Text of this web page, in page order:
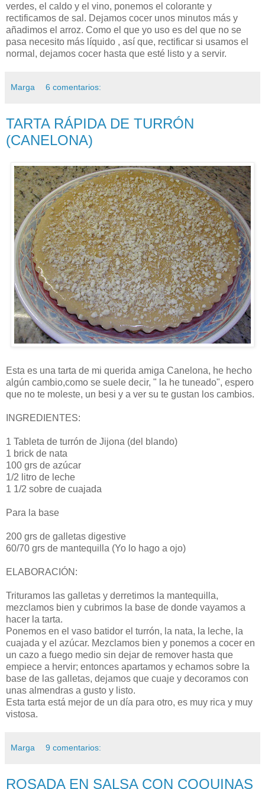
verdes, el caldo y el vino, ponemos el colorante y
rectificamos de sal. Dejamos cocer unos minutos más y
añadimos el arroz. Como el que yo uso es del que no se
pasa necesito más líquido , así que, rectificar si usamos el
normal, dejamos cocer hasta que esté listo y a servir.
Marga 6 comentarios:
TARTA RÁPIDA DE TURRÓN
(CANELONA)
Esta es una tarta de mi querida amiga Canelona, he hecho
algún cambio,como se suele decir, " la he tuneado", espero
que no te moleste, un besi y a ver su te gustan los cambios.
INGREDIENTES:
1 Tableta de turrón de Jijona (del blando)
1 brick de nata
100 grs de azúcar
1/2 litro de leche
1 1/2 sobre de cuajada
Para la base
200 grs de galletas digestive
60/70 grs de mantequilla (Yo lo hago a ojo)
ELABORACIÓN:
Trituramos las galletas y derretimos la mantequilla,
mezclamos bien y cubrimos la base de donde vayamos a
hacer la tarta.
Ponemos en el vaso batidor el turrón, la nata, la leche, la
cuajada y el azúcar. Mezclamos bien y ponemos a cocer en
un cazo a fuego medio sin dejar de remover hasta que
empiece a hervir; entonces apartamos y echamos sobre la
base de las galletas, dejamos que cuaje y decoramos con
unas almendras a gusto y listo.
Esta tarta está mejor de un día para otro, es muy rica y muy
vistosa.
Marga 9 comentarios:
ROSADA EN SALSA CON COQUINAS